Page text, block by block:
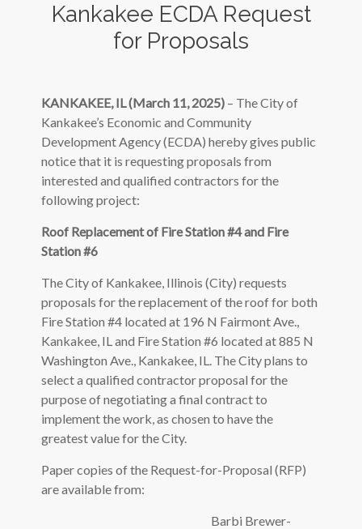
Kankakee ECDA Request
for Proposals
KANKAKEE, IL (March 11, 2025) – The City of
Kankakee’s Economic and Community
Development Agency (ECDA) hereby gives public
notice that it is requesting proposals from
interested and qualified contractors for the
following project:
Roof Replacement of Fire Station #4 and Fire
Station #6
The City of Kankakee, Illinois (City) requests
proposals for the replacement of the roof for both
Fire Station #4 located at 196 N Fairmont Ave.,
Kankakee, IL and Fire Station #6 located at 885 N
Washington Ave., Kankakee, IL. The City plans to
select a qualified contractor proposal for the
purpose of negotiating a final contract to
implement the work, as chosen to have the
greatest value for the City.
Paper copies of the Request-for-Proposal (RFP)
are available from:
Barbi Brewer-